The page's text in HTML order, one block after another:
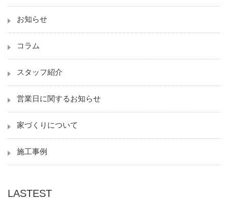
お知らせ
コラム
スタッフ紹介
営業日に関するお知らせ
家づくりについて
施工事例
LASTEST